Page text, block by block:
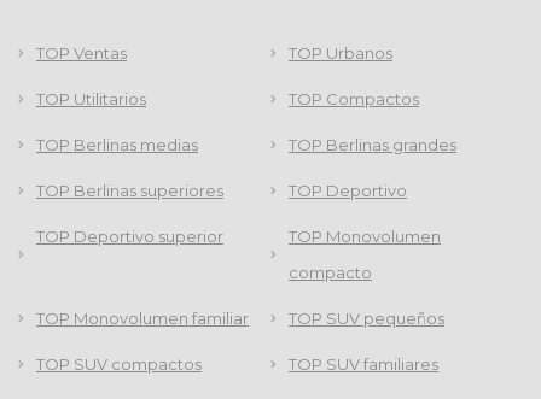
TOP Ventas TOP Urbanos
TOP Utilitarios TOP Compactos
TOP Berlinas medias TOP Berlinas grandes
TOP Berlinas superiores TOP Deportivo
TOP Deportivo superior
TOP Monovolumen
compacto
TOP Monovolumen familiar TOP SUV pequeños
TOP SUV compactos TOP SUV familiares